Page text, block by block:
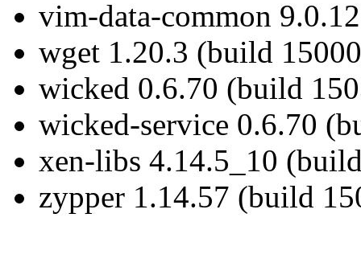
vim-data-common
wget 1.20.3 (build
wicked 0.6.70 (build
wicked-service 0.6.70
xen-libs 4.14.5_10
zypper 1.14.57 (build